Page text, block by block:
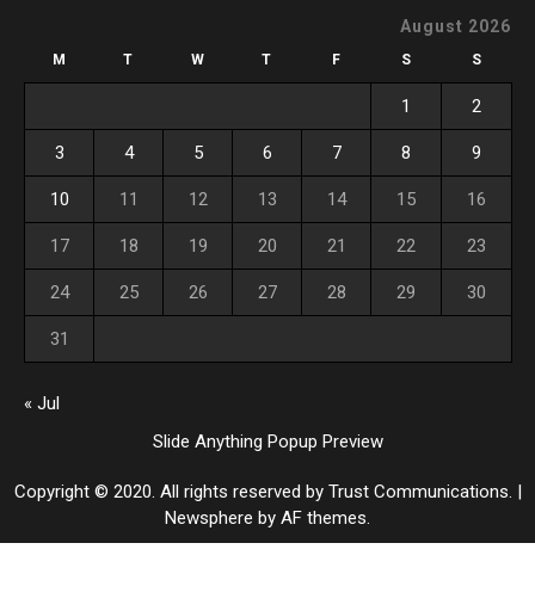
August 2026
M T W T F S S
1 2
3 4 5 6 7 8 9
10 11 12 13 14 15 16
17 18 19 20 21 22 23
24 25 26 27 28 29 30
31
« Jul
Slide Anything Popup Preview
Copyright © 2020. All rights reserved by Trust Communications. |
Newsphere by AF themes.